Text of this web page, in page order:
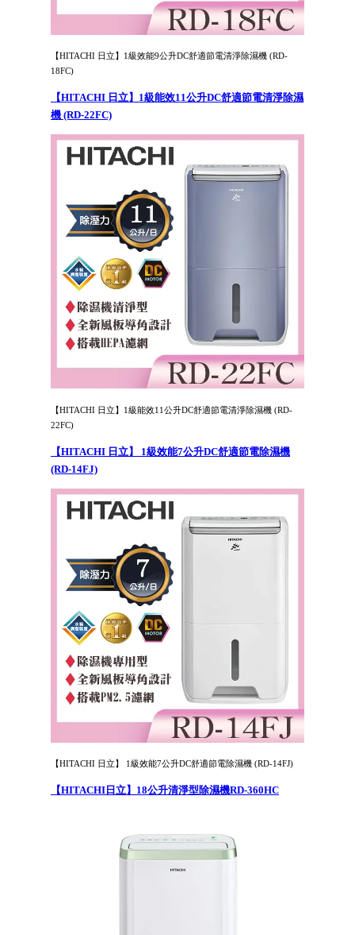
【HITACHI 日立】1級效能9公升DC舒適節電清淨除濕機 (RD-
18FC)
【HITACHI 日立】1級能效11公升DC舒適節電清淨除濕
機 (RD-22FC)
【HITACHI 日立】1級能效11公升DC舒適節電清淨除濕機 (RD-
22FC)
【HITACHI 日立】 1級效能7公升DC舒適節電除濕機
(RD-14FJ)
【HITACHI 日立】 1級效能7公升DC舒適節電除濕機 (RD-14FJ)
【HITACHI日立】18公升清淨型除濕機RD-360HC